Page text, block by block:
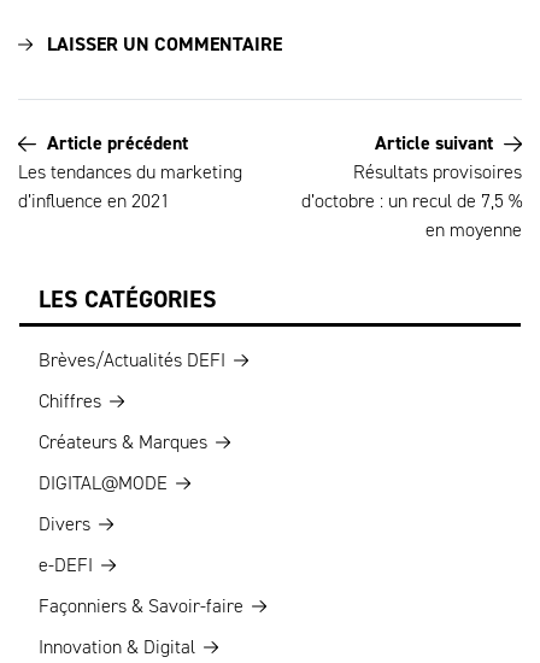
Article précédent
Les tendances du marketing
d’influence en 2021
Article suivant
Résultats provisoires
d’octobre : un recul de 7,5 %
en moyenne
LES CATÉGORIES
Brèves/Actualités DEFI
Chiffres
Créateurs & Marques
DIGITAL@MODE
Divers
e-DEFI
Façonniers & Savoir-faire
Innovation & Digital